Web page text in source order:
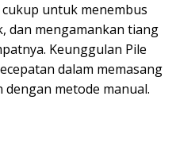
untuk menembus
dan mengamankan tiang
Keunggulan Pile
dalam memasang
metode manual.